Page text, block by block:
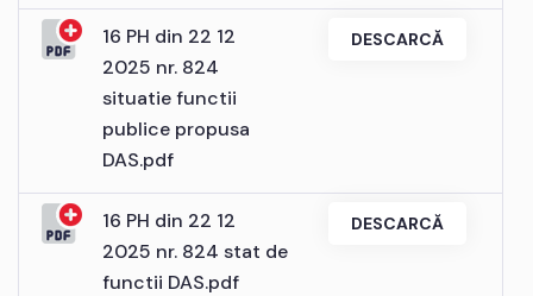
16 PH din 22 12
2025 nr. 824
situatie functii
publice propusa
DAS.pdf
DESCARCĂ
16 PH din 22 12
2025 nr. 824 stat de
functii DAS.pdf
DESCARCĂ